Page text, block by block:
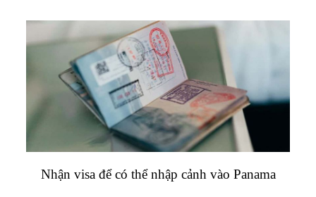
Nhận visa để có thể nhập cảnh vào Panama